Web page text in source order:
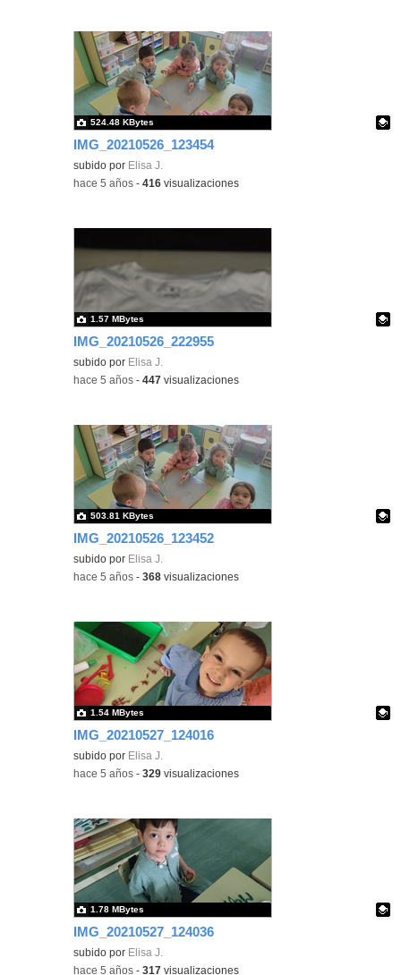
IMG_20210526_123454
Contenido educativo.
subido por Elisa J.
524.48 KBytes
-hace 5 años -416 visualizaciones
IMG_20210526_222955
Contenido educativo.
subido por Elisa J.
1.57 MBytes
-hace 5 años -447 visualizaciones
IMG_20210526_123452
Contenido educativo.
subido por Elisa J.
503.81 KBytes
-hace 5 años -368 visualizaciones
IMG_20210527_124016
Contenido educativo.
subido por Elisa J.
1.54 MBytes
-hace 5 años -329 visualizaciones
IMG_20210527_124036
Contenido educativo.
subido por Elisa J.
1.78 MBytes
-hace 5 años -317 visualizaciones